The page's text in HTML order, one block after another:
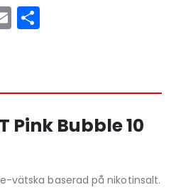
Email
Pink Bubble 10
e-vätska baserad på nikotinsalt.